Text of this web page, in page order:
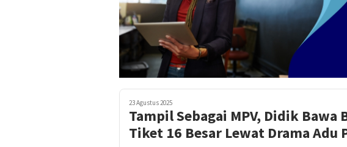
23 Agustus 2025
Tampil Sebagai MPV, Didik Bawa
Tiket 16 Besar Lewat Drama Adu